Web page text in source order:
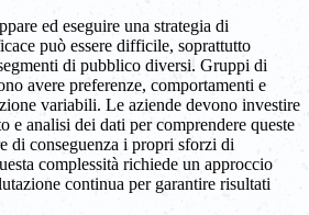
ed eseguire una strategia di
può essere difficile, soprattutto
di pubblico diversi. Gruppi di
avere preferenze, comportamenti e
variabili. Le aziende devono investire
e analisi dei dati per comprendere queste
di conseguenza i propri sforzi di
complessità richiede un approccio
continua per garantire risultati